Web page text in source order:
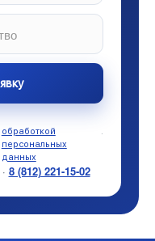
обработкой
персональных
данных
.
· 8 (812) 221-15-02